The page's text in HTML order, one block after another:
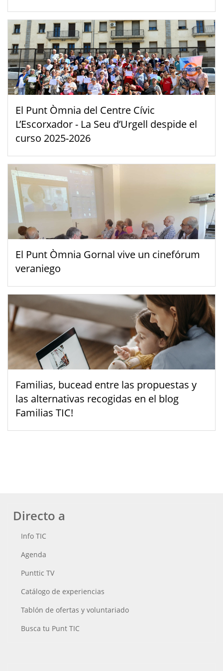
El Punt Òmnia del Centre Cívic
L’Escorxador - La Seu d’Urgell despide el
curso 2025-2026
El Punt Òmnia Gornal vive un cinefórum
veraniego
Familias, bucead entre las propuestas y
las alternativas recogidas en el blog
Familias TIC!
Directo a
Info TIC
Agenda
Punttic TV
Catálogo de experiencias
Tablón de ofertas y voluntariado
Busca tu Punt TIC